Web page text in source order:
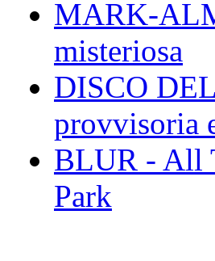
MARK-
misteriosa
DISCO
provvisoria
BLUR - All
Park